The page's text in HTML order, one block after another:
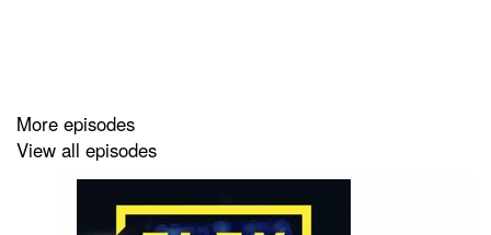
More episodes
View all episodes